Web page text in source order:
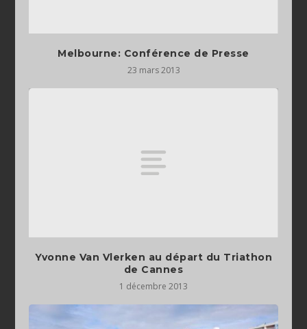
Melbourne: Conférence de Presse
23 mars 2013
Yvonne Van Vlerken au départ du Triathon
de Cannes
1 décembre 2013